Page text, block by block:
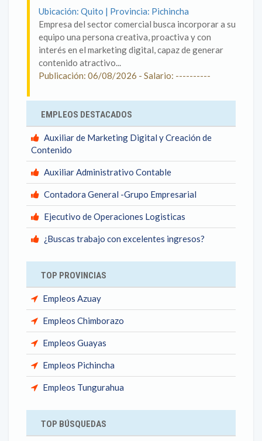
Ubicación: Quito | Provincia: Pichincha
Empresa del sector comercial busca incorporar a su
equipo una persona creativa, proactiva y con
interés en el marketing digital, capaz de generar
contenido atractivo...
Publicación: 06/08/2026 - Salario: ----------
EMPLEOS DESTACADOS
Auxiliar de Marketing Digital y Creación de
Contenido
Auxiliar Administrativo Contable
Contadora General -Grupo Empresarial
Ejecutivo de Operaciones Logisticas
¿Buscas trabajo con excelentes ingresos?
TOP PROVINCIAS
Empleos Azuay
Empleos Chimborazo
Empleos Guayas
Empleos Pichincha
Empleos Tungurahua
TOP BÚSQUEDAS